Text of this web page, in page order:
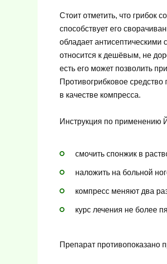
Стоит отметить, что грибок
способствует его
обладает
относится к дешёвым, не
есть его может позволить
Противогрибковое
в качестве компресса.
Инструкция по применению
смочить спонжик в
наложить на больной
компресс меняют два
курс лечения не более
Препарат противопоказано